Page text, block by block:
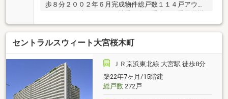
歩８分２００２年６月完成物件総戸数１１４戸アウト
造南東向住戸・約７ｍのワイドスパンバルコニー７
７．０４平米・３ＬＤＫタイプペット飼育可能（飼育
細則有）～リノベーション内容～（2026年8月完了予
定）・システムキッチン交換・ユニットバス交換・洗
面化粧台交換・トイレ交換・洗濯機用防水パン交換
・・・等リフォーム内容は予定であり変更となる場合
がございます。専有面積にはトランクルーム面積０．
３２平米が含まれております。
セントラルスウィート大宮桜木町
ＪＲ京浜東北線 大宮駅 徒歩8分
築22年7ヶ月/15階建
総戸数272戸